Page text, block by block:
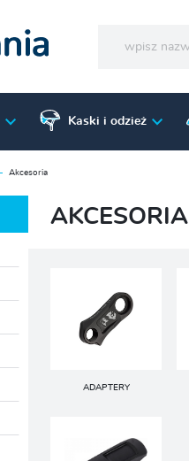
Kaski i odzież
Akcesoria
AKCESORIA
ADAPTERY